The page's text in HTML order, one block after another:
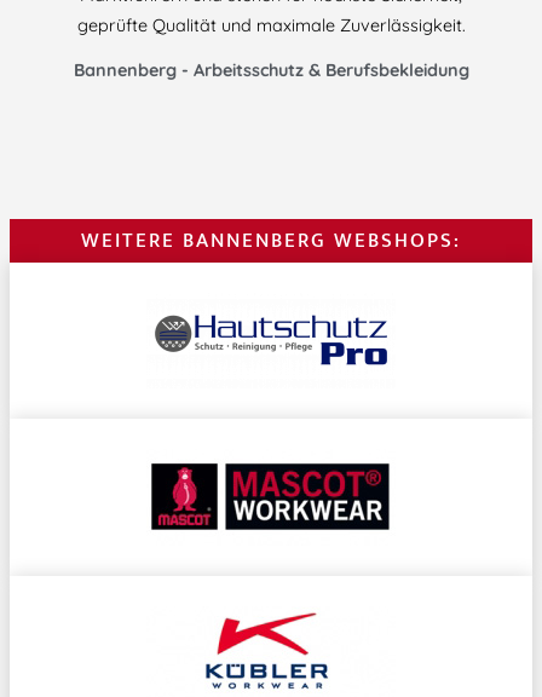
geprüfte Qualität und maximale Zuverlässigkeit.
Bannenberg - Arbeitsschutz & Berufsbekleidung
WEITERE BANNENBERG WEBSHOPS: